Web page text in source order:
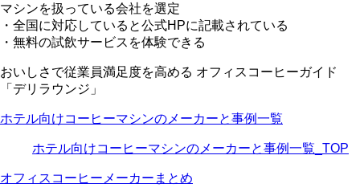
マシンを扱っている会社を選定
・全国に対応していると公式HPに記載されている
・無料の試飲サービスを体験できる
おいしさで従業員満足度を高める オフィスコーヒーガイド
「デリラウンジ」
ホテル向けコーヒーマシンのメーカーと事例一覧
ホテル向けコーヒーマシンのメーカーと事例一覧_TOP
オフィスコーヒーメーカーまとめ